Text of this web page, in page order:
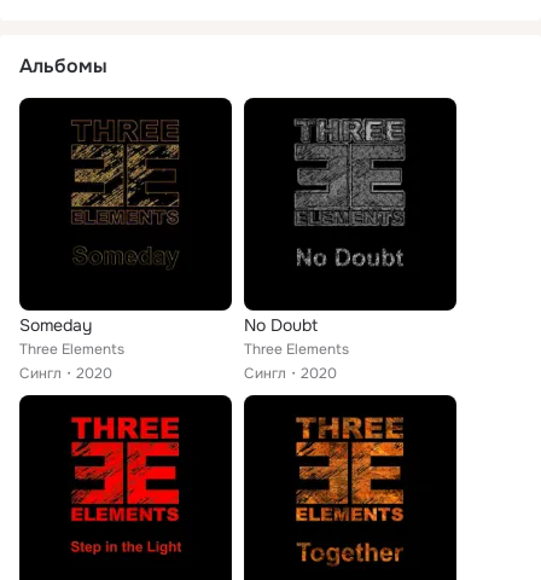
Альбомы
Someday
Three Elements
Сингл
2020
No Doubt
Three Elements
Сингл
2020